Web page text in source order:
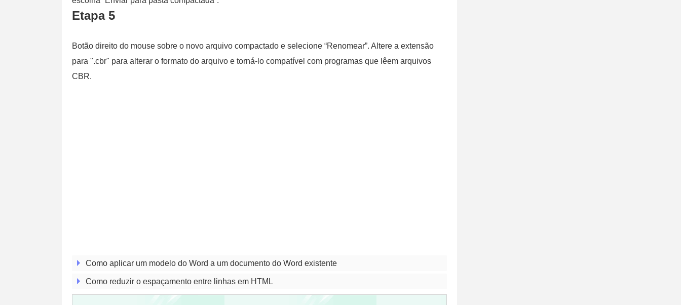
Etapa 5
Botão direito do mouse sobre o novo arquivo compactado e selecione “Renomear”. Altere a extensão
para ".cbr" para alterar o formato do arquivo e torná-lo compatível com programas que lêem arquivos
CBR.
Como aplicar um modelo do Word a um documento do Word existente
Como reduzir o espaçamento entre linhas em HTML